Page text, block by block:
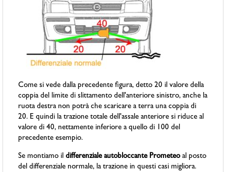
Come si vede dalla precedente figura, detto 20 il valore della
coppia del limite di slittamento dell'anteriore sinistro, anche la
ruota destra non potrà che scaricare a terra una coppia di
20. E quindi la trazione totale dell'assale anteriore si riduce al
valore di 40, nettamente inferiore a quello di 100 del
precedente esempio.
Se montiamo ildifferenziale autobloccante Prometeoal posto
del differenziale normale, la trazione in questi casi migliora.